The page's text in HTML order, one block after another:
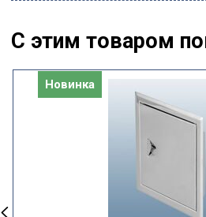
С этим товаром
Новинка